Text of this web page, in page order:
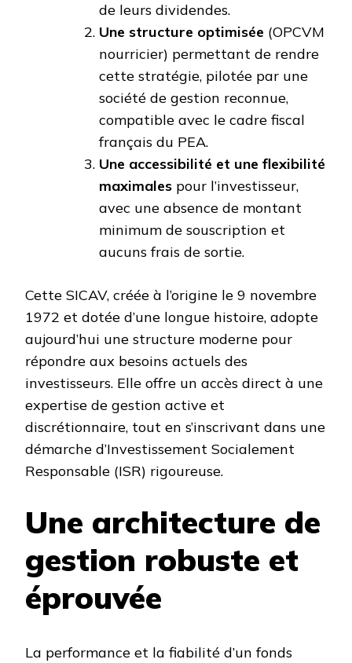
de leurs dividendes.
Une structure optimisée (OPCVM
nourricier) permettant de rendre
cette stratégie, pilotée par une
société de gestion reconnue,
compatible avec le cadre fiscal
français du PEA.
Une accessibilité et une flexibilité
maximales pour l’investisseur,
avec une absence de montant
minimum de souscription et
aucuns frais de sortie.
Cette SICAV, créée à l’origine le 9 novembre
1972 et dotée d’une longue histoire, adopte
aujourd’hui une structure moderne pour
répondre aux besoins actuels des
investisseurs. Elle offre un accès direct à une
expertise de gestion active et
discrétionnaire, tout en s’inscrivant dans une
démarche d’Investissement Socialement
Responsable (ISR) rigoureuse.
Une architecture de
gestion robuste et
éprouvée
La performance et la fiabilité d’un fonds